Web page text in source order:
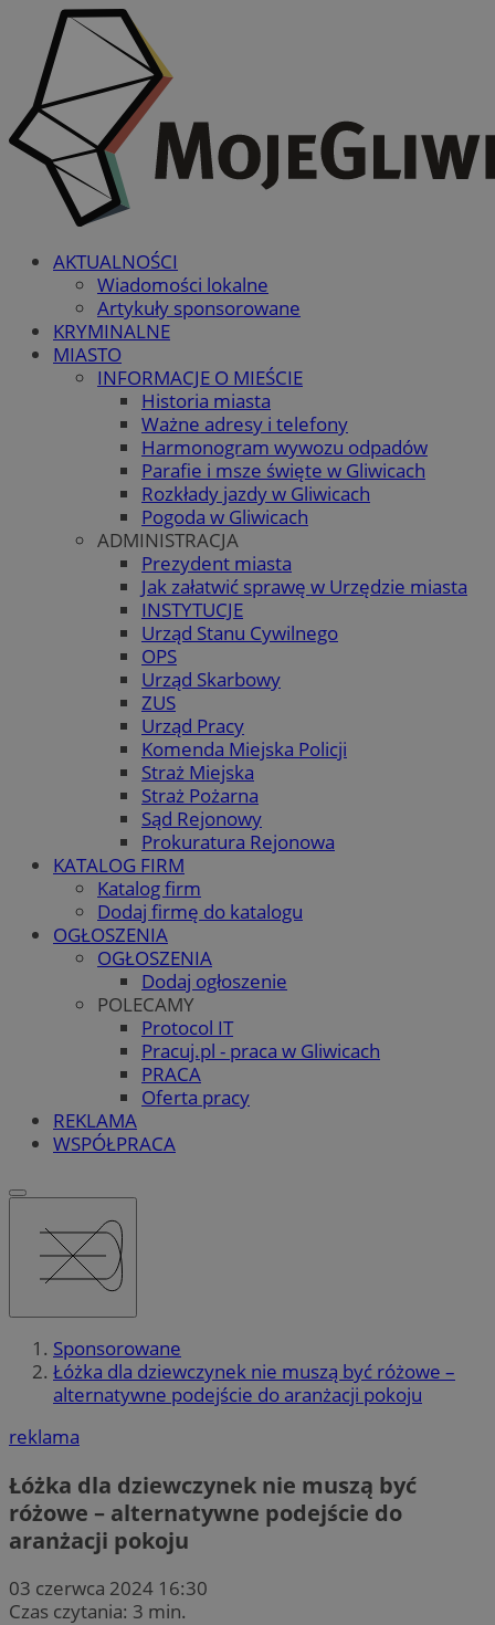
AKTUALNOŚCI
Wiadomości lokalne
Artykuły sponsorowane
KRYMINALNE
MIASTO
INFORMACJE O MIEŚCIE
Historia miasta
Ważne adresy i telefony
Harmonogram wywozu odpadów
Parafie i msze święte w Gliwicach
Rozkłady jazdy w Gliwicach
Pogoda w Gliwicach
ADMINISTRACJA
Prezydent miasta
Jak załatwić sprawę w Urzędzie miasta
INSTYTUCJE
Urząd Stanu Cywilnego
OPS
Urząd Skarbowy
ZUS
Urząd Pracy
Komenda Miejska Policji
Straż Miejska
Straż Pożarna
Sąd Rejonowy
Prokuratura Rejonowa
KATALOG FIRM
Katalog firm
Dodaj firmę do katalogu
OGŁOSZENIA
OGŁOSZENIA
Dodaj ogłoszenie
POLECAMY
Protocol IT
Pracuj.pl - praca w Gliwicach
PRACA
Oferta pracy
REKLAMA
WSPÓŁPRACA
Sponsorowane
Łóżka dla dziewczynek nie muszą być różowe –
alternatywne podejście do aranżacji pokoju
reklama
Łóżka dla dziewczynek nie muszą być
różowe – alternatywne podejście do
aranżacji pokoju
03 czerwca 2024 16:30
Czas czytania: 3 min.